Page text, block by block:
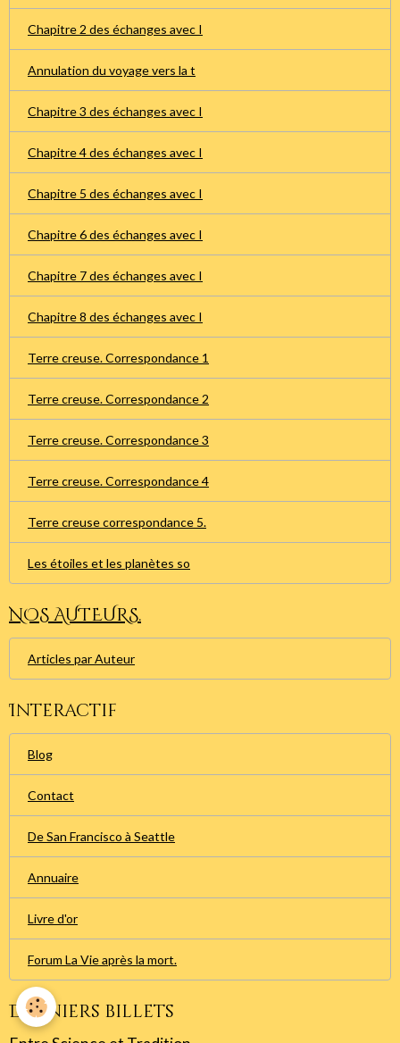
Chapitre 2 des échanges avec I
Annulation du voyage vers la t
Chapitre 3 des échanges avec I
Chapitre 4 des échanges avec I
Chapitre 5 des échanges avec I
Chapitre 6 des échanges avec I
Chapitre 7 des échanges avec I
Chapitre 8 des échanges avec I
Terre creuse. Correspondance 1
Terre creuse. Correspondance 2
Terre creuse. Correspondance 3
Terre creuse. Correspondance 4
Terre creuse correspondance 5.
Les étoiles et les planètes so
NOS AUTEURS.
Articles par Auteur
Interactif
Blog
Contact
De San Francisco à Seattle
Annuaire
Livre d'or
Forum La Vie après la mort.
Derniers billets